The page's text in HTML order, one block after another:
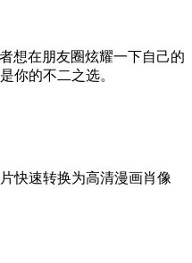
想在朋友圈炫耀一下自己的
你的不二之选。
快速转换为高清漫画肖像